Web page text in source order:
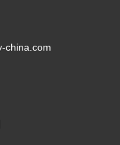
china.com